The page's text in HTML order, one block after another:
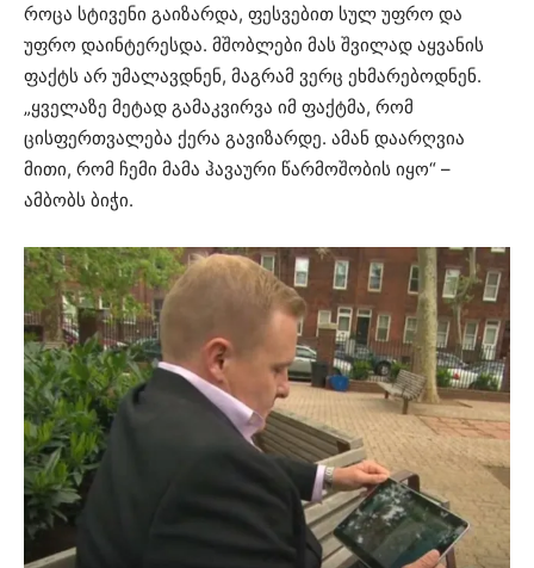
როცა სტივენი გაიზარდა, ფესვებით სულ უფრო და
უფრო დაინტერესდა. მშობლები მას შვილად აყვანის
ფაქტს არ უმალავდნენ, მაგრამ ვერც ეხმარებოდნენ.
„ყველაზე მეტად გამაკვირვა იმ ფაქტმა, რომ
ცისფერთვალება ქერა გავიზარდე. ამან დაარღვია
მითი, რომ ჩემი მამა ჰავაური წარმოშობის იყო“ –
ამბობს ბიჭი.